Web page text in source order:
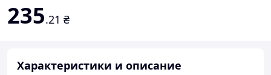
235.21 ₴
Характеристики и описание